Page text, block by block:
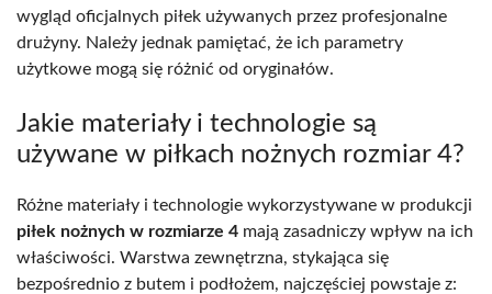
wygląd oficjalnych piłek używanych przez profesjonalne
drużyny. Należy jednak pamiętać, że ich parametry
użytkowe mogą się różnić od oryginałów.
Jakie materiały i technologie są
używane w piłkach nożnych rozmiar 4?
Różne materiały i technologie wykorzystywane w produkcji
piłek nożnych w rozmiarze 4 mają zasadniczy wpływ na ich
właściwości. Warstwa zewnętrzna, stykająca się
bezpośrednio z butem i podłożem, najczęściej powstaje z: